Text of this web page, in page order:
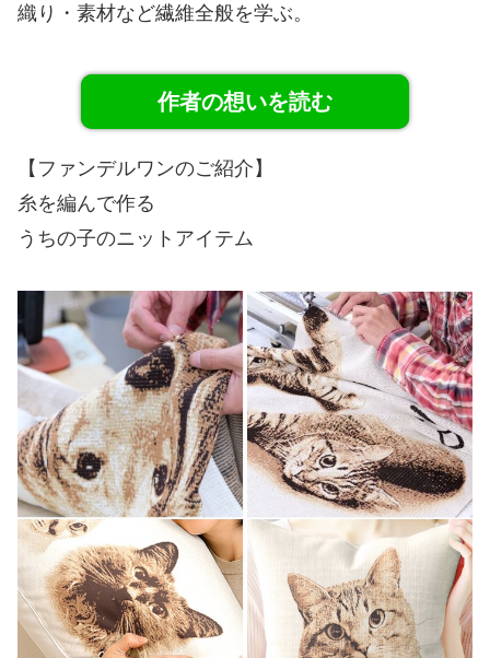
織り・素材など繊維全般を学ぶ。
作者の想いを読む
【ファンデルワンのご紹介】
糸を編んで作る
うちの子のニットアイテム